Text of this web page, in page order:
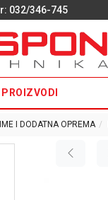
032/346-745
PROIZVODI
I DODATNA OPREMA